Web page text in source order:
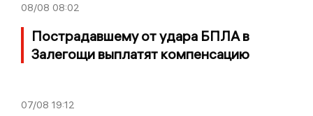
08/08 08:02
Пострадавшему от удара БПЛА в
Залегощи выплатят компенсацию
07/08 19:12